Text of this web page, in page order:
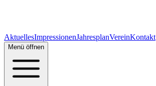
AktuellesImpressionenJahresplanVereinKontakt
Menü öffnen